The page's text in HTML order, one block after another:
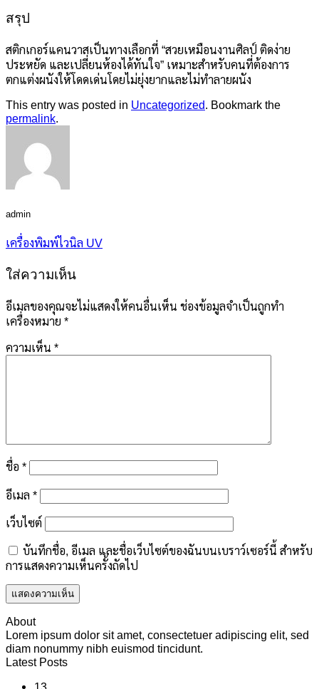
สรุป
สติกเกอร์แคนวาสเป็นทางเลือกที่ “สวยเหมือนงานศิลป์ ติดง่าย
ประหยัด และเปลี่ยนห้องได้ทันใจ” เหมาะสำหรับคนที่ต้องการ
ตกแต่งผนังให้โดดเด่นโดยไม่ยุ่งยากและไม่ทำลายผนัง
This entry was posted in Uncategorized. Bookmark the
permalink.
admin
เครื่องพิมพ์ไวนิล UV
ใส่ความเห็น
อีเมลของคุณจะไม่แสดงให้คนอื่นเห็น ช่องข้อมูลจำเป็นถูกทำ
เครื่องหมาย *
ความเห็น *
ชื่อ *
อีเมล *
เว็บไซต์
บันทึกชื่อ, อีเมล และชื่อเว็บไซต์ของฉันบนเบราว์เซอร์นี้ สำหรับ
การแสดงความเห็นครั้งถัดไป
About
Lorem ipsum dolor sit amet, consectetuer adipiscing elit, sed
diam nonummy nibh euismod tincidunt.
Latest Posts